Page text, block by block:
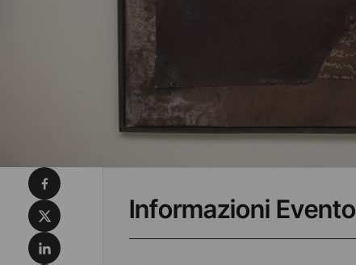
Informazioni Evento
Condividi su Facebook
Condividi su X
Condividi su LinkedIn